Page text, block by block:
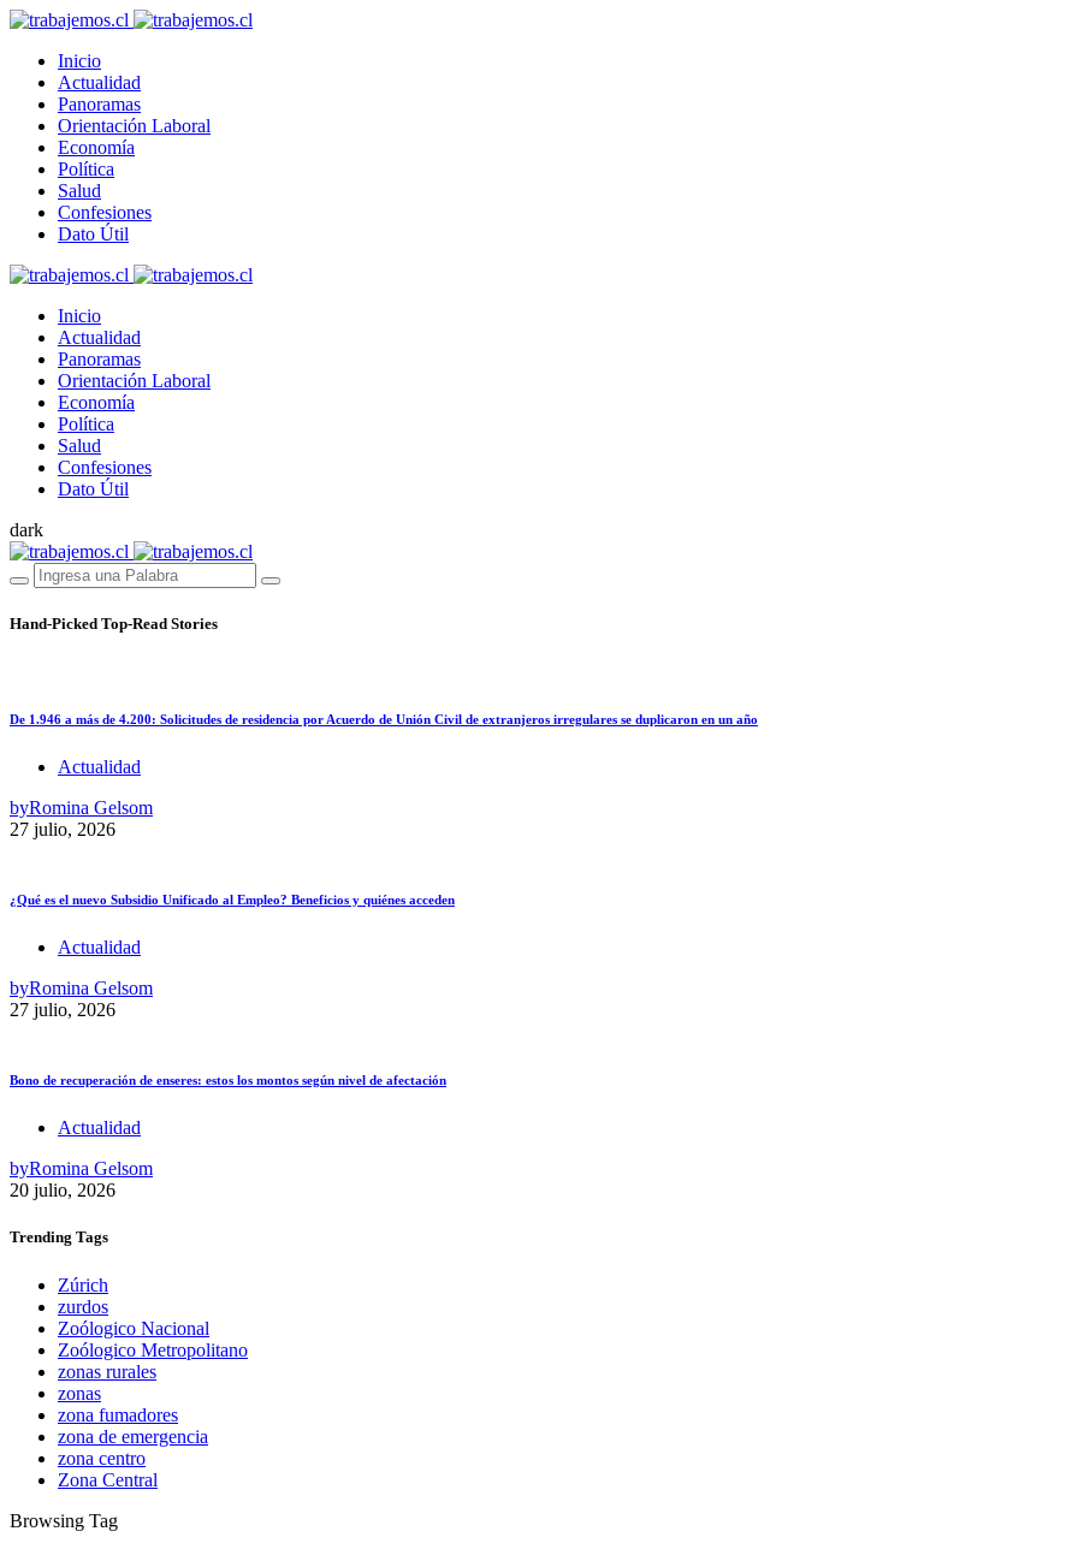
Inicio
Actualidad
Panoramas
Orientación Laboral
Economía
Política
Salud
Confesiones
Dato Útil
Inicio
Actualidad
Panoramas
Orientación Laboral
Economía
Política
Salud
Confesiones
Dato Útil
dark
Hand-Picked Top-Read Stories
De 1.946 a más de 4.200: Solicitudes de residencia por Acuerdo de Unión Civil de extranjeros irregulares se duplicaron en un año
Actualidad
byRomina Gelsom
27 julio, 2026
¿Qué es el nuevo Subsidio Unificado al Empleo? Beneficios y quiénes acceden
Actualidad
byRomina Gelsom
27 julio, 2026
Bono de recuperación de enseres: estos los montos según nivel de afectación
Actualidad
byRomina Gelsom
20 julio, 2026
Trending Tags
Zúrich
zurdos
Zoólogico Nacional
Zoólogico Metropolitano
zonas rurales
zonas
zona fumadores
zona de emergencia
zona centro
Zona Central
Browsing Tag